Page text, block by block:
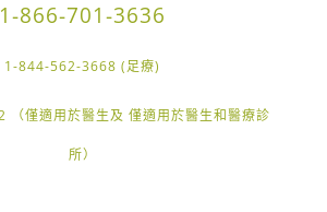
1-866-701-3636
1-844-562-3668 (足療)
僅適用於醫生及 僅適用於醫生和醫療診
所）